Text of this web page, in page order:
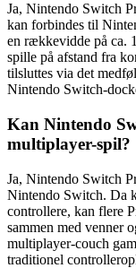
Ja, Nintendo Switch
kan forbindes til
en rækkevidde på ca.
spille på afstand fra
tilsluttes via det
Nintendo Switch-
Kan Nintendo
multiplayer-spil?
Ja, Nintendo Switch
Nintendo Switch. Da
controllere, kan flere
sammen med venner
multiplayer-couch
traditionel